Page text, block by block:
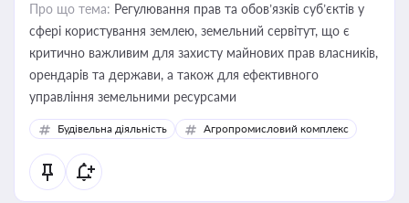
Про що тема: Регулювання прав та обов’язків суб’єктів у
сфері користування землею, земельний сервітут, що є
критично важливим для захисту майнових прав власників,
орендарів та держави, а також для ефективного
управління земельними ресурсами
Будівельна діяльність Агропромисловий комплекс